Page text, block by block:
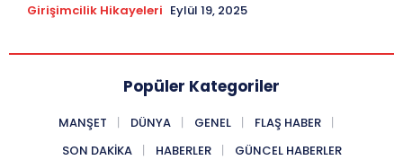
Girişimcilik Hikayeleri Eylül 19, 2025
Popüler Kategoriler
MANŞET DÜNYA GENEL
FLAŞ HABER
SON DAKIKA
HABERLER GÜNCEL HABERLER